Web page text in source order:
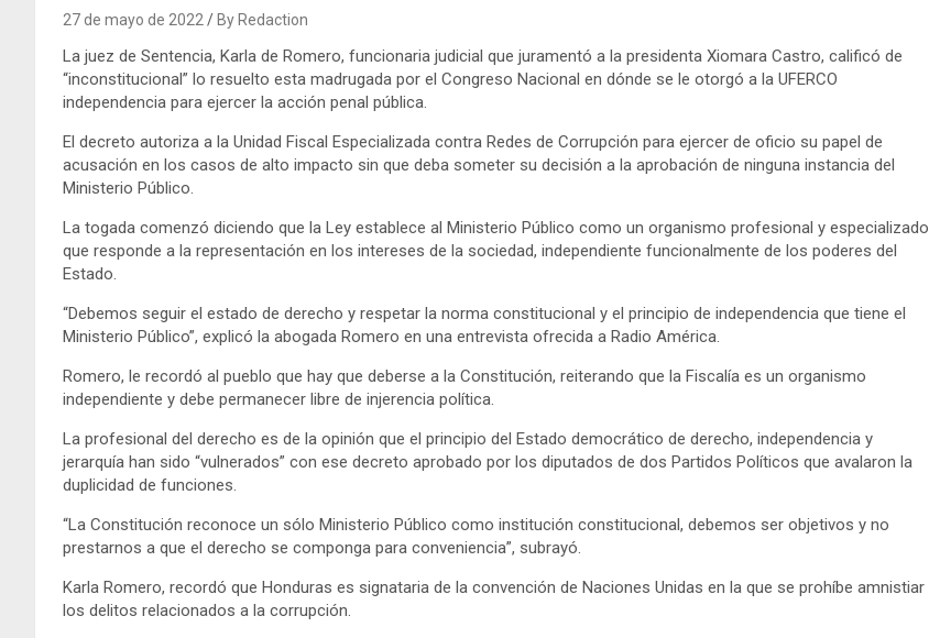
27 de mayo de 2022 By Redaction
La juez de Sentencia, Karla de Romero, funcionaria judicial que juramentó a la presidenta Xiomara Castro, calificó de
“inconstitucional” lo resuelto esta madrugada por el Congreso Nacional en dónde se le otorgó a la UFERCO
independencia para ejercer la acción penal pública.
El decreto autoriza a la Unidad Fiscal Especializada contra Redes de Corrupción para ejercer de oficio su papel de
acusación en los casos de alto impacto sin que deba someter su decisión a la aprobación de ninguna instancia del
Ministerio Público.
La togada comenzó diciendo que la Ley establece al Ministerio Público como un organismo profesional y especializado
que responde a la representación en los intereses de la sociedad, independiente funcionalmente de los poderes del
Estado.
“Debemos seguir el estado de derecho y respetar la norma constitucional y el principio de independencia que tiene el
Ministerio Público”, explicó la abogada Romero en una entrevista ofrecida a Radio América.
Romero, le recordó al pueblo que hay que deberse a la Constitución, reiterando que la Fiscalía es un organismo
independiente y debe permanecer libre de injerencia política.
La profesional del derecho es de la opinión que el principio del Estado democrático de derecho, independencia y
jerarquía han sido “vulnerados” con ese decreto aprobado por los diputados de dos Partidos Políticos que avalaron la
duplicidad de funciones.
“La Constitución reconoce un sólo Ministerio Público como institución constitucional, debemos ser objetivos y no
prestarnos a que el derecho se componga para conveniencia”, subrayó.
Karla Romero, recordó que Honduras es signataria de la convención de Naciones Unidas en la que se prohíbe amnistiar
los delitos relacionados a la corrupción.